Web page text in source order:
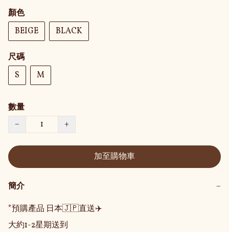
顏色
BEIGE
BLACK
尺碼
S
M
數量
−
+
加至購物車
簡介
−
*預購產品 日本🇯🇵直送✈️
大約1-2星期送到